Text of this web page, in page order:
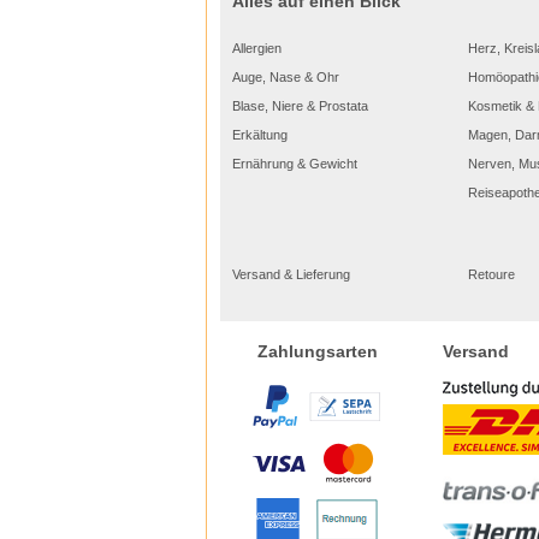
und
-
Allergien
Auge, Nase & Ohr
Blase, Niere & Prostata
Erkältung
Ernährung & Gewicht
Herz,
Kosmetik &
Magen,
Nerven,
Versand & Lieferung Retoure
Zahlungsarten Versand